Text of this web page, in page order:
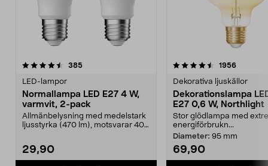
385recensioner
LED-lampor
Normallampa LED E27 4 W,
varmvit, 2-pack
Allmänbelysning med medelstark
ljusstyrka (470 lm), motsvarar 40
29,90
4.5 av 5 stjärnor 1956
Dekorativa ljuskällor
Dekorationslampa
E27 0,6 W, Northlight
Stor glödlampa med
energiförbrukn...
Diameter: 95 mm
69,90
4.5 av 5 stjärnor